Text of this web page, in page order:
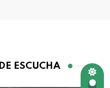
ESCUCHA